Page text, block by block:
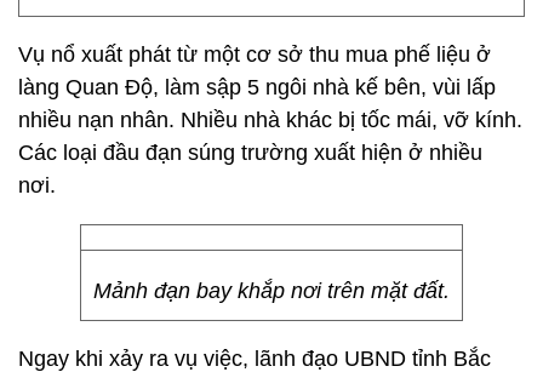
Vụ nổ xuất phát từ một cơ sở thu mua phế liệu ở
làng Quan Độ, làm sập 5 ngôi nhà kế bên, vùi lấp
nhiều nạn nhân. Nhiều nhà khác bị tốc mái, vỡ kính.
Các loại đầu đạn súng trường xuất hiện ở nhiều
nơi.
Mảnh đạn bay khắp nơi trên mặt đất.
Ngay khi xảy ra vụ việc, lãnh đạo UBND tỉnh Bắc